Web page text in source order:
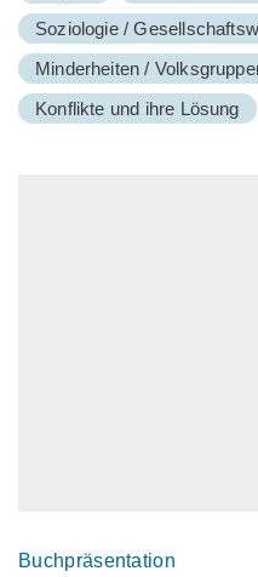
Soziologie /
Minderheiten /
Konflikte und ihre Lösung
Buchpräsentation